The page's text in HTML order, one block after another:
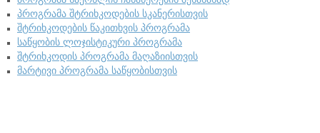
პროგრამა შტრიხკოდების სკანერისთვის
შტრიხკოდების წაკითხვის პროგრამა
საწყობის ლოჯისტიკური პროგრამა
შტრიხკოდის პროგრამა მაღაზიისთვის
მარტივი პროგრამა საწყობისთვის